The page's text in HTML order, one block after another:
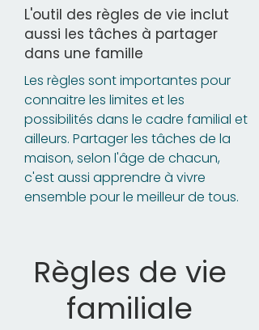
L'outil des règles de vie inclut
aussi les tâches à partager
dans une famille
Les règles sont importantes pour
connaitre les limites et les
possibilités dans le cadre familial et
ailleurs. Partager les tâches de la
maison, selon l'âge de chacun,
c'est aussi apprendre à vivre
ensemble pour le meilleur de tous.
Règles de vie
familiale